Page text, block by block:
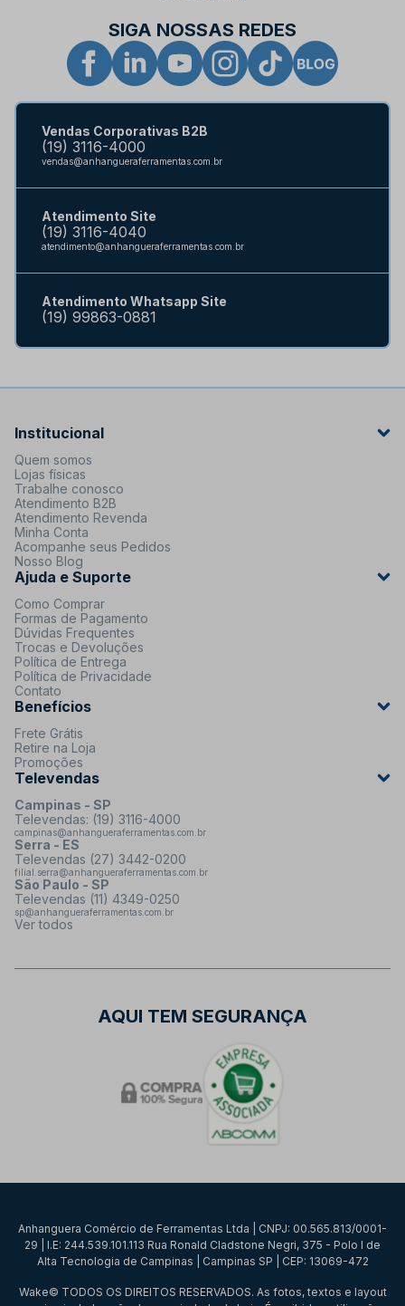
SIGA NOSSAS REDES
Vendas Corporativas B2B
(19) 3116-4000
vendas@anhangueraferramentas.com.br
Atendimento Site
(19) 3116-4040
atendimento@anhangueraferramentas.com.br
Atendimento Whatsapp Site
(19) 99863-0881
Institucional
Quem somos
Lojas físicas
Trabalhe conosco
Atendimento B2B
Atendimento Revenda
Minha Conta
Acompanhe seus Pedidos
Nosso Blog
Ajuda e Suporte
Como Comprar
Formas de Pagamento
Dúvidas Frequentes
Trocas e Devoluções
Política de Entrega
Política de Privacidade
Contato
Benefícios
Frete Grátis
Retire na Loja
Promoções
Televendas
Campinas - SP
Televendas: (19) 3116-4000
campinas@anhangueraferramentas.com.br
Serra - ES
Televendas (27) 3442-0200
filial.serra@anhangueraferramentas.com.br
São Paulo - SP
Televendas (11) 4349-0250
sp@anhangueraferramentas.com.br
Ver todos
AQUI TEM SEGURANÇA
Anhanguera Comércio de Ferramentas Ltda | CNPJ: 00.565.813/0001-
29 | I.E: 244.539.101.113 Rua Ronald Cladstone Negri, 375 - Polo I de
Alta Tecnologia de Campinas | Campinas SP | CEP: 13069-472
Wake© TODOS OS DIREITOS RESERVADOS. As fotos, textos e layout